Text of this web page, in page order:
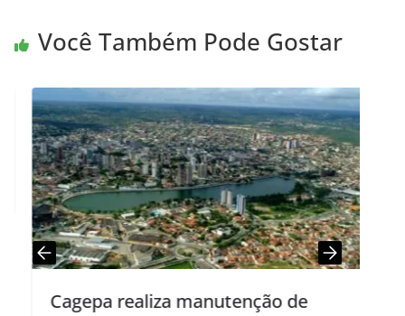
Você Também Pode Gostar
Cagepa realiza manutenção de